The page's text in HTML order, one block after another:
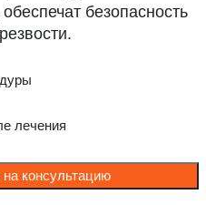
безопасность
лечения
на консультацию